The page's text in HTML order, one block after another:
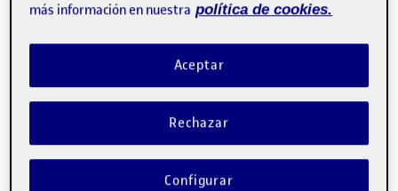
PEC 1 DIBUJAR PARA MIRAR
Publicado por
Sandra Isabel de la Cruz Alvarez
Fecha de publicación
-comentario
PEC 1 > Dibujar para mirar …
más información en nuestra política de cookies.
Rechazar
Aceptar
Configurar